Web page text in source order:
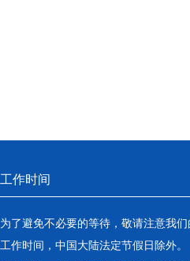
工作时间
为了避免不必要的等待，敬请注意我
工作时间，中国大陆法定节假日除外。